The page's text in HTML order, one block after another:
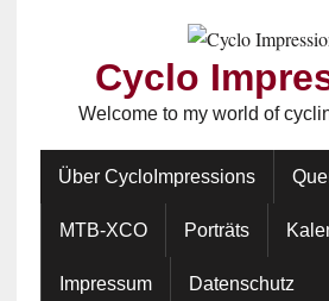
Cyclo
Welcome to my world of
Über CycloImpressions
MTB-XCO Porträts
Impressum Datenschutz